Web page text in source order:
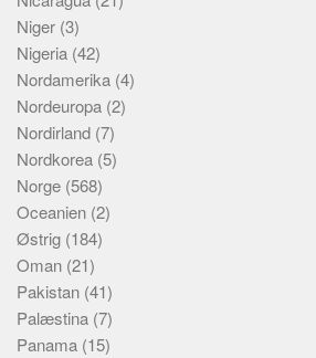
Niger (3)
Nigeria (42)
Nordamerika (4)
Nordeuropa (2)
Nordirland (7)
Nordkorea (5)
Norge (568)
Oceanien (2)
Østrig (184)
Oman (21)
Pakistan (41)
Palæstina (7)
Panama (15)